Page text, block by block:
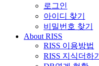
로그인
아이디 찾기
비밀번호 찾기
About RISS
RISS 이용방법
RISS 지식더하기